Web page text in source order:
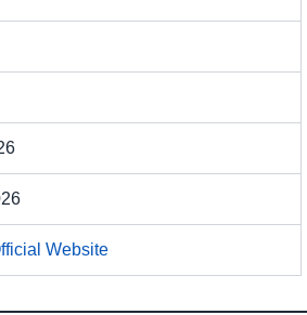
Website